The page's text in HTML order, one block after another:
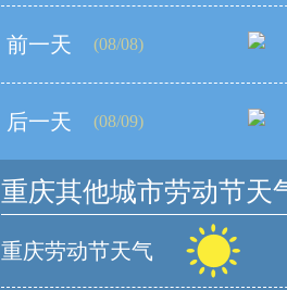
前一天 (08/08)
后一天 (08/09)
重庆其他城市劳动节天
重庆劳动节天气